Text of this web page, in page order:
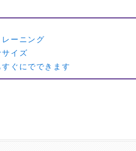
レーニング
サイズ
ぐにでできます